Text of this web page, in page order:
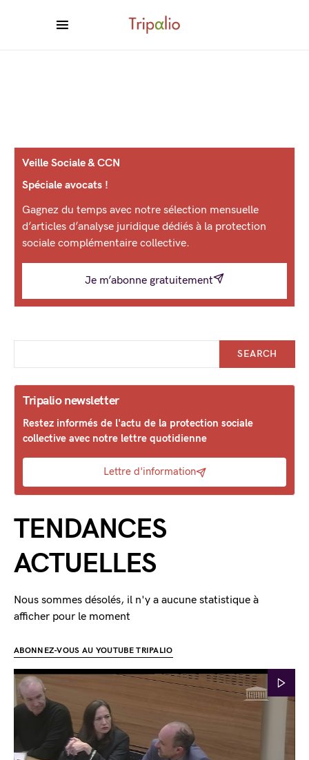
Veille Sociale & CCN
Spéciale avocats !
Gagnez du temps avec notre sélection mensuelle
d’articles d’analyse juridique dédiés à la protection
sociale complémentaire collective.
Je m’abonne gratuitement
SEARCH
Tripalio newsletter
Restez informés de l'actu de la protection sociale
collective avec notre lettre quotidienne
Lettre d'information
TENDANCES
ACTUELLES
Nous sommes désolés, il n'y a aucune statistique à
afficher pour le moment
ABONNEZ-VOUS AU YOUTUBE TRIPALIO